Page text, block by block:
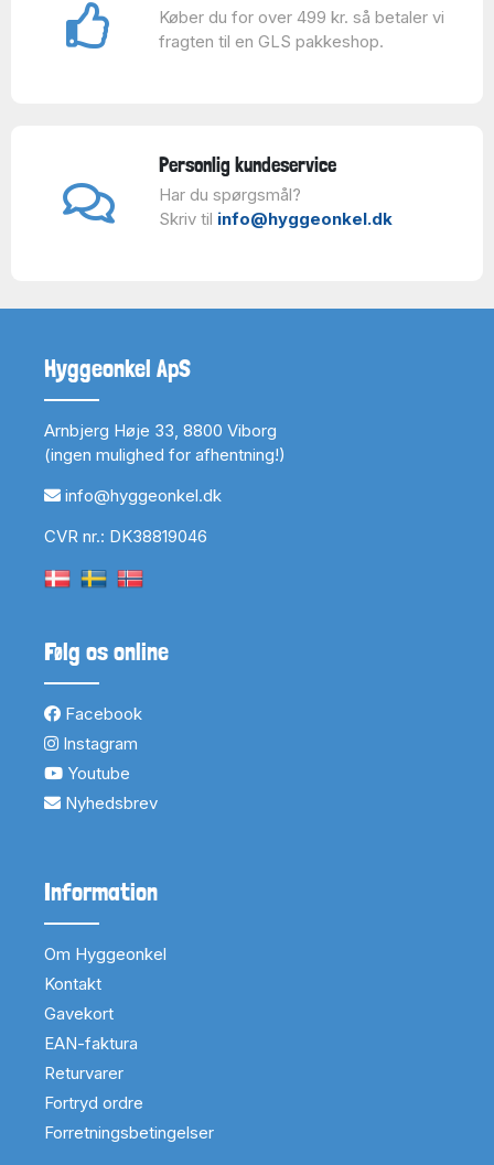
Køber du for over 499 kr. så betaler vi
fragten til en GLS pakkeshop.
Personlig kundeservice
Har du spørgsmål?
Skriv til info@hyggeonkel.dk
Hyggeonkel ApS
Arnbjerg Høje 33, 8800 Viborg
(ingen mulighed for afhentning!)
info@hyggeonkel.dk
CVR nr.: DK38819046
Følg os online
Facebook
Instagram
Youtube
Nyhedsbrev
Information
Om Hyggeonkel
Kontakt
Gavekort
EAN-faktura
Returvarer
Fortryd ordre
Forretningsbetingelser